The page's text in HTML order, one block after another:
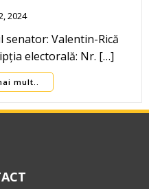
2024
senator: Valentin-Rică
electorală: Nr. […]
mult..